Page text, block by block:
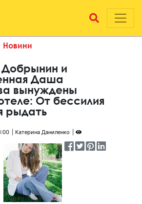
Новини
Добрынин и
Даша
вынуждены
От бессилия
рыдать
Катерина Даниленко